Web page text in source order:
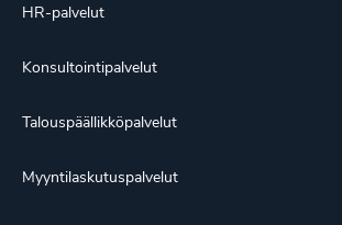
HR-palvelut
Konsultointipalvelut
Talouspäällikköpalvelut
Myyntilaskutuspalvelut